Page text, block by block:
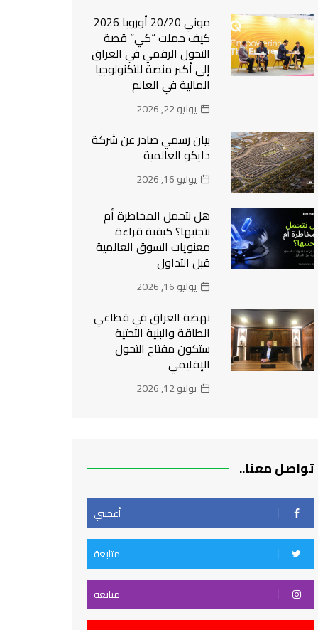
موني 20/20 أوروبا 2026
كيف حملت “كي” قصة
التحول الرقمي في العراق
إلى أكبر منصة للتكنولوجيا
المالية في العالم
يوليو 22, 2026
بيان رسمي صادر عن شركة
دايكو العالمية
يوليو 16, 2026
هل نتحمل المخاطرة أم
نتجنبها؟ كيفية قراءة
معنويات السوق العالمية
قبل التداول
يوليو 16, 2026
نهضة العراق في قطاعي
الطاقة والبنية التحتية
ستكون مفتاح التحول
الإقليمي
يوليو 12, 2026
تواصل معنا..
أعجبني
متابعة
متابعة